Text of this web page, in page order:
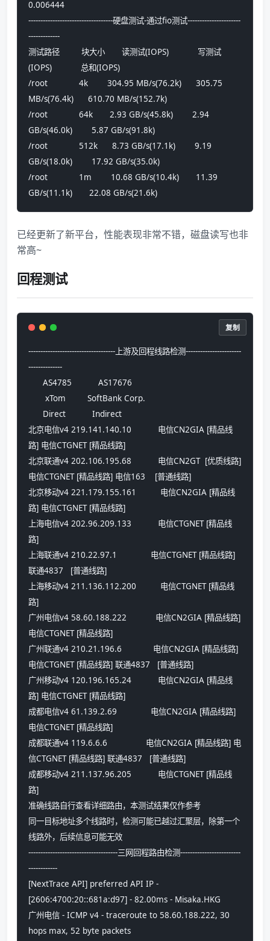
0.006444
-----------------------------------硬盘测试-通过fio测试----------------------
-------------
测试路径         块大小       读测试(IOPS)            写测试
(IOPS)            总和(IOPS)
/root             4k        304.95 MB/s(76.2k)      305.75
MB/s(76.4k)      610.70 MB/s(152.7k)
/root             64k       2.93 GB/s(45.8k)        2.94
GB/s(46.0k)        5.87 GB/s(91.8k)
/root             512k      8.73 GB/s(17.1k)        9.19
GB/s(18.0k)        17.92 GB/s(35.0k)
/root             1m        10.68 GB/s(10.4k)       11.39
GB/s(11.1k)       22.08 GB/s(21.6k)
已经更新了新平台，性能表现非常不错，磁盘读写也非
常高~
回程测试
------------------------------------上游及回程线路检测-----------------------
--------------
      AS4785           AS17676
       xTom         SoftBank Corp.
      Direct           Indirect
北京电信v4 219.141.140.10           电信CN2GIA [精品线
路] 电信CTGNET [精品线路]
北京联通v4 202.106.195.68           电信CN2GT  [优质线路]
电信CTGNET [精品线路] 电信163    [普通线路]
北京移动v4 221.179.155.161          电信CN2GIA [精品线
路] 电信CTGNET [精品线路]
上海电信v4 202.96.209.133           电信CTGNET [精品线
路]
上海联通v4 210.22.97.1              电信CTGNET [精品线路]
联通4837   [普通线路]
上海移动v4 211.136.112.200          电信CTGNET [精品线
路]
广州电信v4 58.60.188.222            电信CN2GIA [精品线路]
电信CTGNET [精品线路]
广州联通v4 210.21.196.6             电信CN2GIA [精品线路]
电信CTGNET [精品线路] 联通4837   [普通线路]
广州移动v4 120.196.165.24           电信CN2GIA [精品线
路] 电信CTGNET [精品线路]
成都电信v4 61.139.2.69              电信CN2GIA [精品线路]
电信CTGNET [精品线路]
成都联通v4 119.6.6.6                电信CN2GIA [精品线路] 电
信CTGNET [精品线路] 联通4837   [普通线路]
成都移动v4 211.137.96.205           电信CTGNET [精品线
路]
准确线路自行查看详细路由，本测试结果仅作参考
同一目标地址多个线路时，检测可能已越过汇聚层，除第一个
线路外，后续信息可能无效
-------------------------------------三网回程路由检测-------------------------
------------
[NextTrace API] preferred API IP -
[2606:4700:20::681a:d97] - 82.00ms - Misaka.HKG
广州电信 - ICMP v4 - traceroute to 58.60.188.222, 30
hops max, 52 byte packets
复制